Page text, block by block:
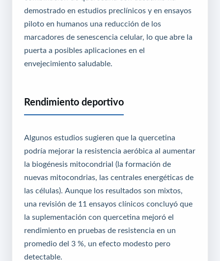
demostrado en estudios preclínicos y en ensayos
piloto en humanos una reducción de los
marcadores de senescencia celular, lo que abre la
puerta a posibles aplicaciones en el
envejecimiento saludable.
Rendimiento deportivo
Algunos estudios sugieren que la quercetina
podría mejorar la resistencia aeróbica al aumentar
la biogénesis mitocondrial (la formación de
nuevas mitocondrias, las centrales energéticas de
las células). Aunque los resultados son mixtos,
una revisión de 11 ensayos clínicos concluyó que
la suplementación con quercetina mejoró el
rendimiento en pruebas de resistencia en un
promedio del 3 %, un efecto modesto pero
detectable.